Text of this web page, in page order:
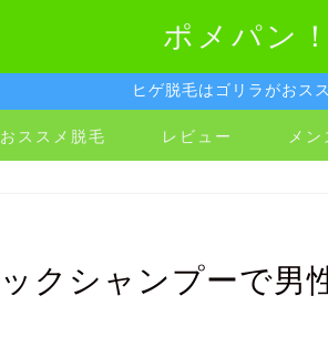
ポメパン！
ヒゲ脱毛はゴリラがおス
おススメ脱毛 レビュー メン
クシャンプーで男